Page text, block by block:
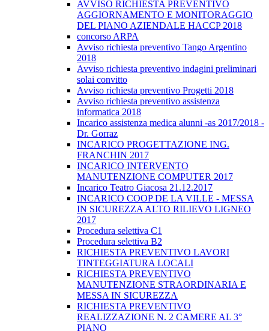
AVVISO RICHIESTA PREVENTIVO
AGGIORNAMENTO E MONITORAGGIO
DEL PIANO AZIENDALE HACCP 2018
concorso ARPA
Avviso richiesta preventivo Tango Argentino
2018
Avviso richiesta preventivo indagini preliminari
solai convitto
Avviso richiesta preventivo Progetti 2018
Avviso richiesta preventivo assistenza
informatica 2018
Incarico assistenza medica alunni -as 2017/2018 -
Dr. Gorraz
INCARICO PROGETTAZIONE ING.
FRANCHIN 2017
INCARICO INTERVENTO
MANUTENZIONE COMPUTER 2017
Incarico Teatro Giacosa 21.12.2017
INCARICO COOP DE LA VILLE - MESSA
IN SICUREZZA ALTO RILIEVO LIGNEO
2017
Procedura selettiva C1
Procedura selettiva B2
RICHIESTA PREVENTIVO LAVORI
TINTEGGIATURA LOCALI
RICHIESTA PREVENTIVO
MANUTENZIONE STRAORDINARIA E
MESSA IN SICUREZZA
RICHIESTA PREVENTIVO
REALIZZAZIONE N. 2 CAMERE AL 3°
PIANO